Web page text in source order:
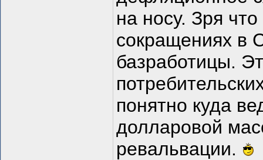
на носу. Зря
сокращениях в
базработицы.
понятно куда
долларовой
ревальвации.